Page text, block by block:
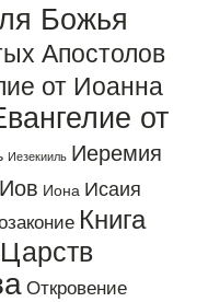
Божья
Апостолов
от Иоанна
от
Иезекииль Иеремия
Иов Иона Исаия
Книга
Откровение